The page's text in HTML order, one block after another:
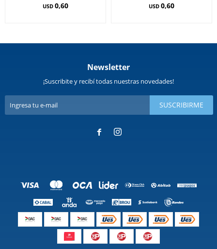
USD 0,60 USD 0,60
Newsletter
¡Suscribite y recibí todas nuestras novedades!
SUSCRIBIRME
 